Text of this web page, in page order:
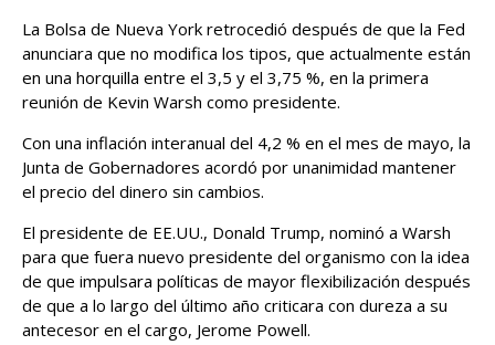
La Bolsa de Nueva York retrocedió después de que la Fed
anunciara que no modifica los tipos, que actualmente están
en una horquilla entre el 3,5 y el 3,75 %, en la primera
reunión de Kevin Warsh como presidente.
Con una inflación interanual del 4,2 % en el mes de mayo, la
Junta de Gobernadores acordó por unanimidad mantener
el precio del dinero sin cambios.
El presidente de EE.UU., Donald Trump, nominó a Warsh
para que fuera nuevo presidente del organismo con la idea
de que impulsara políticas de mayor flexibilización después
de que a lo largo del último año criticara con dureza a su
antecesor en el cargo, Jerome Powell.